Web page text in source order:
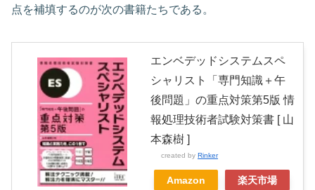
点を補填するのが次の書籍たちである。
エンベデッドシステムスペ
シャリスト「専門知識＋午
後問題」の重点対策第5版 情
報処理技術者試験対策書 [ 山
本森樹 ]
created by Rinker
Amazon 楽天市場